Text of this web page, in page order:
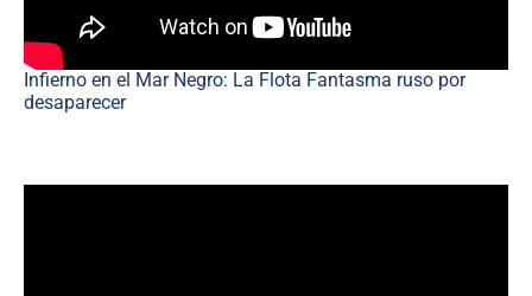
Infierno en el Mar Negro: La Flota Fantasma ruso por
desaparecer